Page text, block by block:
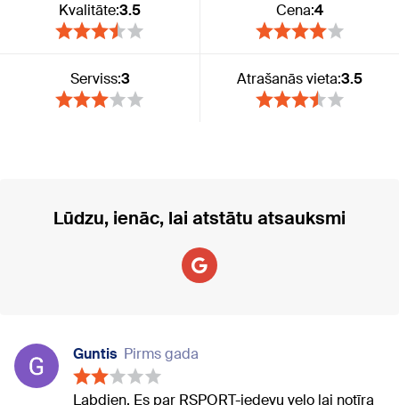
Kvalitāte:3.5 Cena:4
Serviss:3 Atrašanās vieta:3.5
Lūdzu, ienāc, lai atstātu atsauksmi
Guntis Pirms gada
Labdien. Es par RSPORT-iedevu velo lai notīra